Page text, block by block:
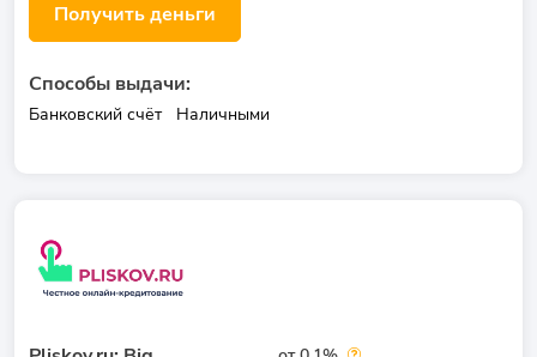
Получить деньги
Способы выдачи:
Банковский счёт Наличными